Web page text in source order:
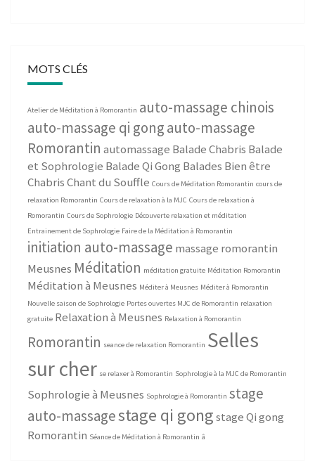
MOTS CLÉS
Atelier de Méditation à Romorantin auto-massage chinois
auto-massage qi gongauto-massage
Romorantin automassage Balade Chabris Balade
et Sophrologie Balade Qi Gong Balades Bien être
ChabrisChant du Souffle Cours de Méditation Romorantin cours de
relaxation Romorantin Cours de relaxation à la MJC Cours de relaxation à
Romorantin Cours de Sophrologie Découverte relaxation et méditation
Entrainement de Sophrologie Faire de la Méditation à Romorantin
initiation auto-massage massage romorantin
Meusnes Méditation méditation gratuite Méditation Romorantin
Méditation à Meusnes Méditer à Meusnes Méditer à Romorantin
Nouvelle saison de Sophrologie Portes ouvertes MJC de Romorantin relaxation
gratuite Relaxation à Meusnes Relaxation à Romorantin
Romorantin seance de relaxation Romorantin Selles
sur cher se relaxer à Romorantin Sophrologie à la MJC de Romorantin
Sophrologie à Meusnes Sophrologie à Romorantin stage
auto-massagestage qi gongstage Qi gong
Romorantin Séance de Méditation à Romorantin â